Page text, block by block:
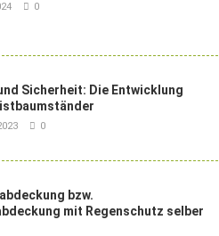
0
Sicherheit: Die Entwicklung
0
bzw.
mit Regenschutz selber